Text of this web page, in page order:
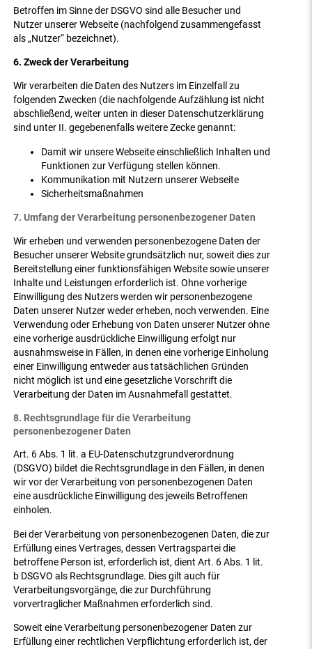
Betroffen im Sinne der DSGVO sind alle Besucher und
Nutzer unserer Webseite (nachfolgend zusammengefasst
als „Nutzer“ bezeichnet).
6. Zweck der Verarbeitung
Wir verarbeiten die Daten des Nutzers im Einzelfall zu
folgenden Zwecken (die nachfolgende Aufzählung ist nicht
abschließend, weiter unten in dieser Datenschutzerklärung
sind unter II. gegebenenfalls weitere Zecke genannt:
Damit wir unsere Webseite einschließlich Inhalten und
Funktionen zur Verfügung stellen können.
Kommunikation mit Nutzern unserer Webseite
Sicherheitsmaßnahmen
7. Umfang der Verarbeitung personenbezogener Daten
Wir erheben und verwenden personenbezogene Daten der
Besucher unserer Website grundsätzlich nur, soweit dies zur
Bereitstellung einer funktionsfähigen Website sowie unserer
Inhalte und Leistungen erforderlich ist. Ohne vorherige
Einwilligung des Nutzers werden wir personenbezogene
Daten unserer Nutzer weder erheben, noch verwenden. Eine
Verwendung oder Erhebung von Daten unserer Nutzer ohne
eine vorherige ausdrückliche Einwilligung erfolgt nur
ausnahmsweise in Fällen, in denen eine vorherige Einholung
einer Einwilligung entweder aus tatsächlichen Gründen
nicht möglich ist und eine gesetzliche Vorschrift die
Verarbeitung der Daten im Ausnahmefall gestattet.
8. Rechtsgrundlage für die Verarbeitung
personenbezogener Daten
Art. 6 Abs. 1 lit. a EU-Datenschutzgrundverordnung
(DSGVO) bildet die Rechtsgrundlage in den Fällen, in denen
wir vor der Verarbeitung von personenbezogenen Daten
eine ausdrückliche Einwilligung des jeweils Betroffenen
einholen.
Bei der Verarbeitung von personenbezogenen Daten, die zur
Erfüllung eines Vertrages, dessen Vertragspartei die
betroffene Person ist, erforderlich ist, dient Art. 6 Abs. 1 lit.
b DSGVO als Rechtsgrundlage. Dies gilt auch für
Verarbeitungsvorgänge, die zur Durchführung
vorvertraglicher Maßnahmen erforderlich sind.
Soweit eine Verarbeitung personenbezogener Daten zur
Erfüllung einer rechtlichen Verpflichtung erforderlich ist, der